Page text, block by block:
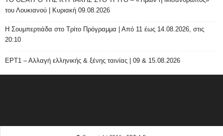
του Λουκιανού | Κυριακή 09.08.2026
H Σουμπερτιάδα στο Τρίτο Πρόγραμμα | Από 11 έως 14.08.2026, στις
20:10
ΕΡΤ1 – Αλλαγή ελληνικής & ξένης ταινίας | 09 & 15.08.2026